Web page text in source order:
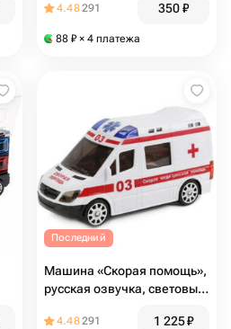
4.48291 350₽
88 ₽ × 4 платежа
Последний
Машина «Скорая помощь»,
русская озвучка, световые
работает от батареек
4.48291 1 225₽